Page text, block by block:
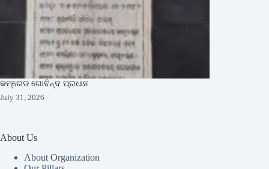
କମ୍ରେଡ ଗୋବିନ୍ଦ ପ୍ରଧାନ
July 31, 2026
About Us
About Organization